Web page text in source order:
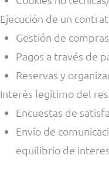
Ejecución de un
Gestión de
Pagos a través de
Reservas y
Interés legítimo del
Encuestas de
Envío de
equilibrio de